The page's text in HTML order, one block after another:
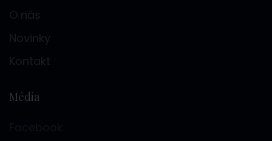
O nás
Novinky
Kontakt
Média
Facebook